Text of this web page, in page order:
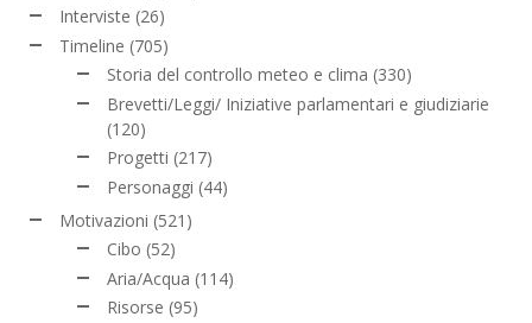
Interviste (26)
Timeline (705)
Storia del controllo meteo e clima (330)
Brevetti/Leggi/ Iniziative parlamentari e giudiziarie
(120)
Progetti (217)
Personaggi (44)
Motivazioni (521)
Cibo (52)
Aria/Acqua (114)
Risorse (95)